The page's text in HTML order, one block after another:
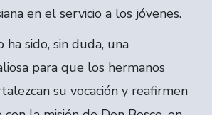
en el servicio a los jóvenes.
sido, sin duda, una
para que los hermanos
su vocación y reafirmen